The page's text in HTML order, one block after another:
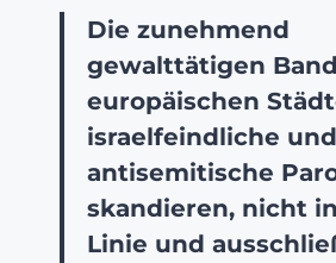
Die zunehmend
gewalttätigen
europäischen
israelfeindliche und
antisemitische
skandieren, nicht
Linie und